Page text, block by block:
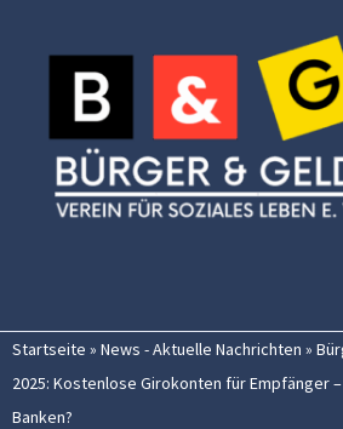
Inhalt
springen
Startseite » News - Aktuelle Nachrichten »
2025: Kostenlose Girokonten für Empfänger
Banken?